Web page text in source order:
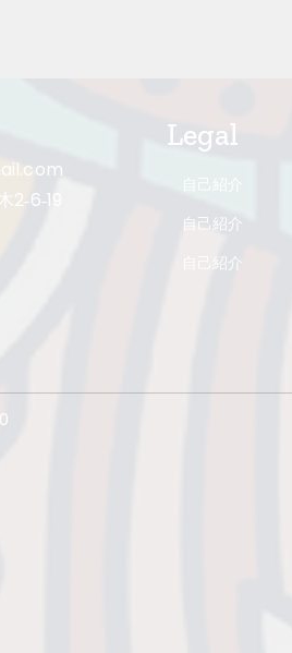
Legal
自己紹介
自己紹介
自己紹介